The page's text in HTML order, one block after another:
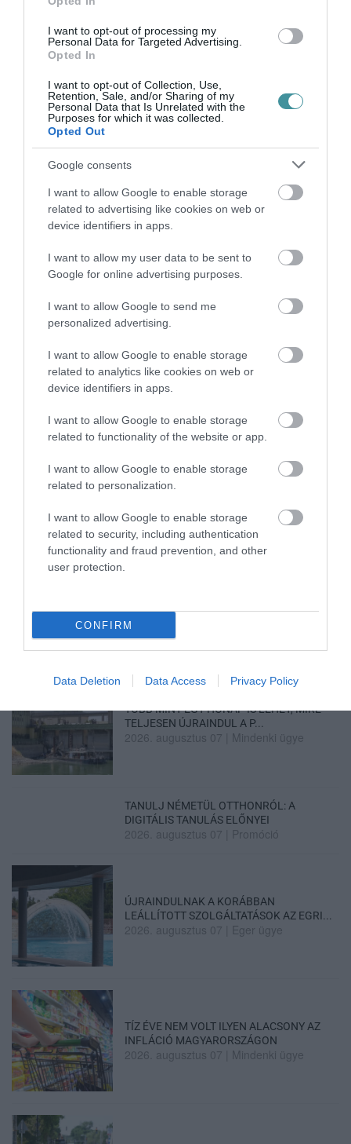
I want to opt-out of processing my
Personal Data for Targeted Advertising.
Opted In
I want to opt-out of Collection, Use,
Retention, Sale, and/or Sharing of my
Personal Data that Is Unrelated with the
Purposes for which it was collected.
Opted Out
Google consents
I want to allow Google to enable storage
related to advertising like cookies on web or
device identifiers in apps.
I want to allow my user data to be sent to
Google for online advertising purposes.
I want to allow Google to send me
personalized advertising.
I want to allow Google to enable storage
related to analytics like cookies on web or
device identifiers in apps.
I want to allow Google to enable storage
related to functionality of the website or app.
I want to allow Google to enable storage
related to personalization.
I want to allow Google to enable storage
related to security, including authentication
functionality and fraud prevention, and other
user protection.
CONFIRM
Data Deletion Data Access Privacy Policy
Ne maradjon le a legfrissebb hírekről, kövessen
VISSZA A FŐOLDALRA
Legfrissebb híreink
35 PERCES TANÓRÁK ÉS KEVESEBB HÁZI
2026. augusztus 08|Mindenki ügye
BAKA ANDRÁST JELÖLI KÖZTÁRSASÁGI
ELNÖKNEK A TISZA
ÚJ MAGYAR KÜLÜGYI STRATÉGIA KÉSZÜL,
TELJES SZAKÍTÁS JÖN A...
2026. augusztus 08|Mindenki ügye
TATA ELBŰVÖLŐ LÁTVÁNYOSSÁGAI,
AMIKÉRT ÉRDEMES MEGNÉZNI
2026. augusztus 08
TÖBB MINT EGY HÓNAP IS LEHET, MIRE
TELJESEN ÚJRAINDUL A P...
2026. augusztus 07 Mindenki ügye
TANULJ NÉMETÜL OTTHONRÓL: A
DIGITÁLIS TANULÁS ELŐNYEI
2026. augusztus 07 Promóció
ÚJRAINDULNAK A KORÁBBAN
LEÁLLÍTOTT SZOLGÁLTATÁSOK AZ EGRI...
2026. augusztus 07 Eger ügye
TÍZ ÉVE NEM VOLT ILYEN ALACSONY AZ
INFLÁCIÓ MAGYARORSZÁGON
2026. augusztus 07 Mindenki ügye